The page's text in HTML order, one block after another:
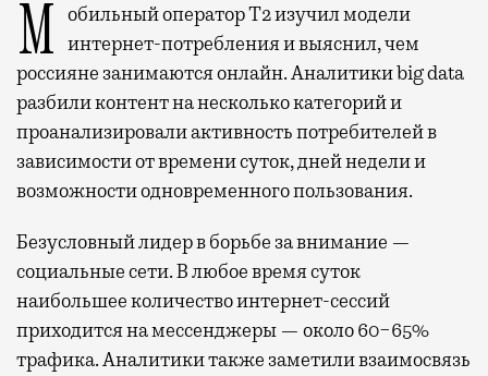
Мобильный оператор Т2 изучил модели интернет-потребления и выяснил, чем
россияне занимаются онлайн. Аналитики big data
разбили контент на несколько категорий и
проанализировали активность потребителей в
зависимости от времени суток, дней недели и
возможности одновременного пользования.
Безусловный лидер в борьбе за внимание —
социальные сети. В любое время суток
наибольшее количество интернет-сессий
приходится на мессенджеры — около 60−65%
трафика. Аналитики также заметили взаимосвязь